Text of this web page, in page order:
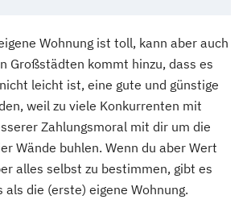
Wohnung ist toll, kann aber auch
Großstädten kommt hinzu, dass es
leicht ist, eine gute und günstige
weil zu viele Konkurrenten mit
Zahlungsmoral mit dir um die
Wände buhlen. Wenn du aber Wert
alles selbst zu bestimmen, gibt es
als die (erste) eigene Wohnung.